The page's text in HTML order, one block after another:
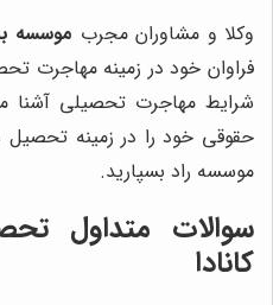
وکلا و مشاوران مجرب موسسه
فراوان خود در زمینه مهاجرت
شرایط مهاجرت تحصیلی آشنا
حقوقی خود را در زمینه تحصیل
موسسه راد بسپارید.
سوالات متداول
کانادا